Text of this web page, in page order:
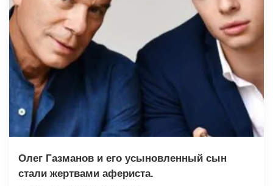
Олег Газманов и его усыновленный сын
стали жертвами афериста.